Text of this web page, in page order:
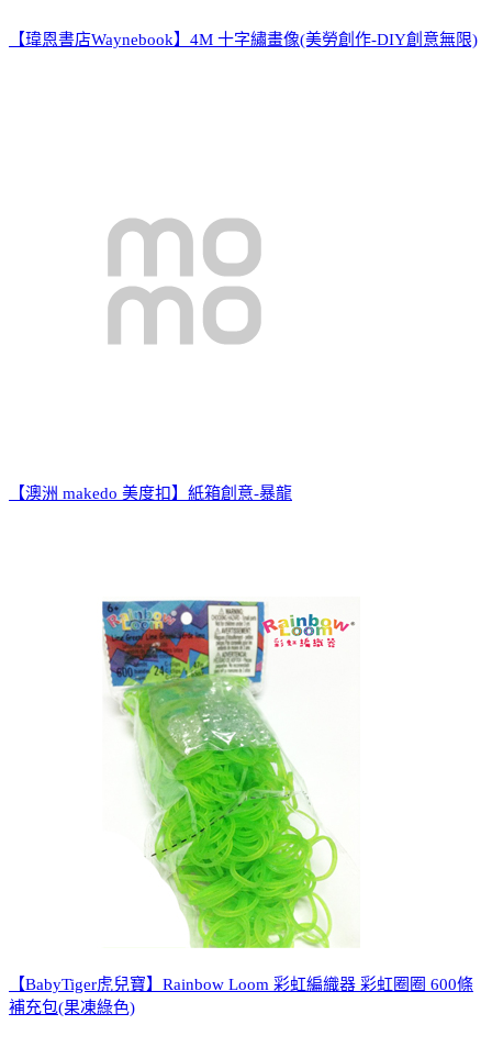
【瑋恩書店Waynebook】4M 十字繡畫像(美勞創作-DIY創意無限)
【澳洲 makedo 美度扣】紙箱創意-暴龍
【BabyTiger虎兒寶】Rainbow Loom 彩虹編織器 彩虹圈圈 600條
補充包(果凍綠色)